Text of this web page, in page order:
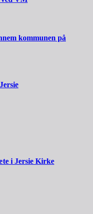
kommunen på
i Jersie Kirke